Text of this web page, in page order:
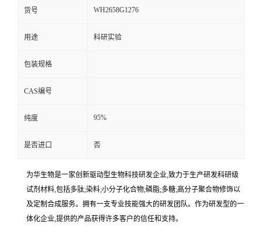
货号 WH2658G1276
用途 科研实验
包装规格
CAS编号
纯度 95%
是否进口 否
为华生物是一家创新驱动型生物科技研发企业,致力于生产研发科研级
试剂材料,包括多肽;染料;小分子化合物;磷脂;多糖;高分子聚合物修饰以
及定制合成服务。拥有一支专业技能强大的研发团队。作为研发型的一
体化企业,提供的产品获得许多客户的信任和支持。